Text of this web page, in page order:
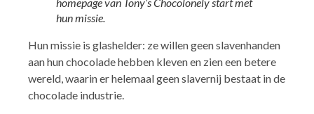
hun missie.
Hun missie is glashelder: ze willen geen slavenhanden
aan hun chocolade hebben kleven en zien een betere
wereld, waarin er helemaal geen slavernij bestaat in de
chocolade industrie.